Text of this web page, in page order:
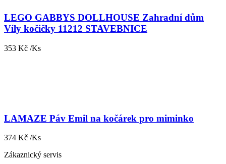
LEGO GABBYS DOLLHOUSE Zahradní dům
Víly kočičky 11212 STAVEBNICE
353 Kč /Ks
LAMAZE Páv Emil na kočárek pro miminko
374 Kč /Ks
Zákaznický servis